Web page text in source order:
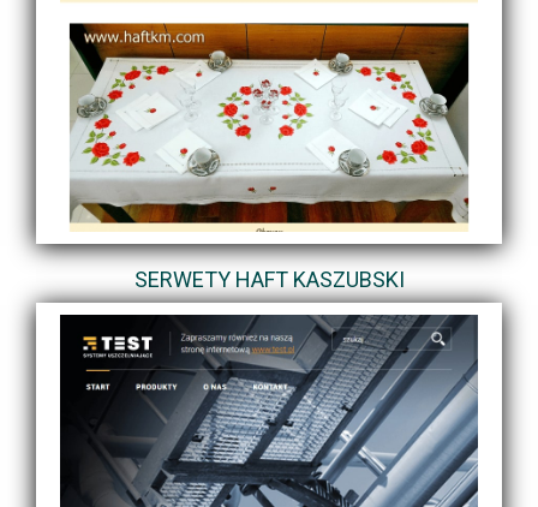
SERWETY HAFT KASZUBSKI